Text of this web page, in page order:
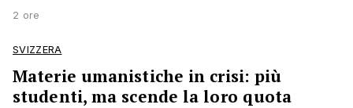
2 ore
SVIZZERA
Materie umanistiche in crisi: più
studenti, ma scende la loro quota